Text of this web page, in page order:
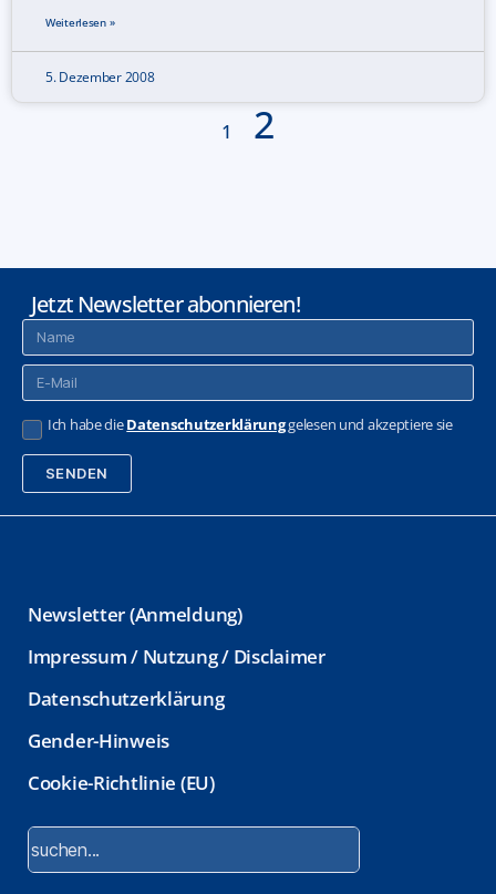
Weiterlesen »
5. Dezember 2008
1 2
Jetzt Newsletter abonnieren!
Ich habe dieDatenschutzerklärunggelesen und akzeptiere sie
SENDEN
A
Newsletter (Anmeldung)
Impressum / Nutzung / Disclaimer
Datenschutzerklärung
Gender-Hinweis
Cookie-Richtlinie (EU)